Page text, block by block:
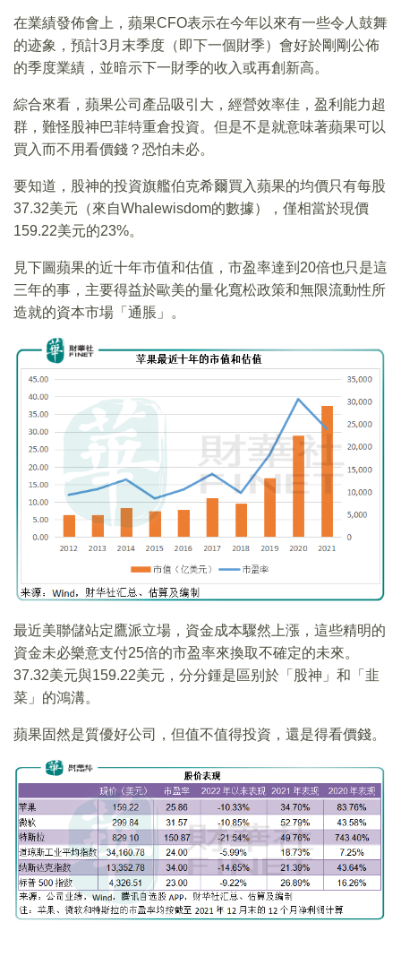
在業績發佈會上，蘋果CFO表示在今年以來有一些令人鼓舞
的迹象，預計3月末季度（即下一個財季）會好於剛剛公佈
的季度業績，並暗示下一財季的收入或再創新高。
綜合來看，蘋果公司產品吸引大，經營效率佳，盈利能力超
群，難怪股神巴菲特重倉投資。但是不是就意味著蘋果可以
買入而不用看價錢？恐怕未必。
要知道，股神的投資旗艦伯克希爾買入蘋果的均價只有每股
37.32美元（來自Whalewisdom的數據），僅相當於現價
159.22美元的23%。
見下圖蘋果的近十年市值和估值，市盈率達到20倍也只是這
三年的事，主要得益於歐美的量化寬松政策和無限流動性所
造就的資本市場「通脹」。
最近美聯儲站定鷹派立場，資金成本驟然上漲，這些精明的
資金未必樂意支付25倍的市盈率來換取不確定的未來。
37.32美元與159.22美元，分分鍾是區别於「股神」和「韭
菜」的鴻溝。
蘋果固然是質優好公司，但值不值得投資，還是得看價錢。